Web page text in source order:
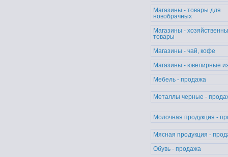
Магазины - товары для
новобрачных
Магазины -
товары
Магазины - чай, кофе
Магазины - ювелирные
Мебель - продажа
Металлы черные -
Молочная продукция -
Мясная продукция -
Обувь - продажа